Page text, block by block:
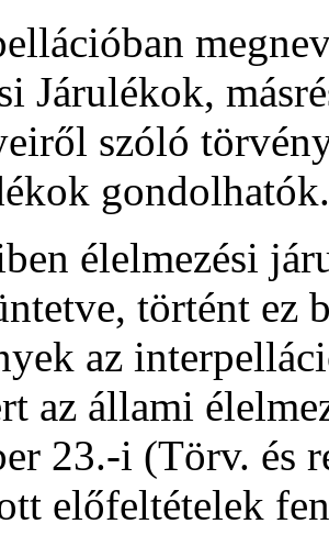
Járulékok,
szóló
gondolhatók.
élelmezési
történt ez
az
az állami
23.-i (Törv. és
előfeltételek